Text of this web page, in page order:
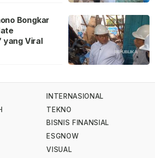
Bongkar
yang Viral
INTERNASIONAL
TEKNO
BISNIS FINANSIAL
ESGNOW
VISUAL